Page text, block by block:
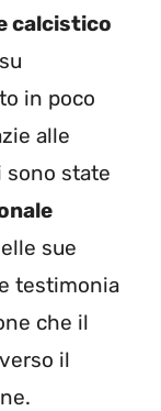
calcistico
in poco
alle
sono state
sue
testimonia
che il
il